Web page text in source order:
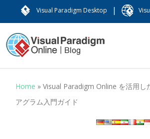
Visual Paradigm Desktop |
Home »Visual Paradigm Online を活用し
アグラム入門ガイド